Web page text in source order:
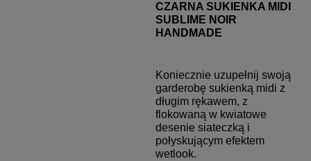
CZARNA SUKIENKA MIDI
SUBLIME NOIR
HANDMADE
Koniecznie uzupełnij swoją
garderobę sukienką midi z
długim rękawem, z
flokowaną w kwiatowe
desenie siateczką i
połyskującym efektem
wetlook.